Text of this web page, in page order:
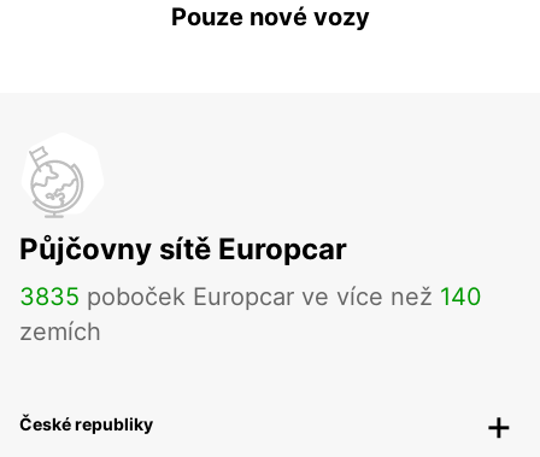
Pouze nové vozy
Půjčovny sítě Europcar
3835 poboček Europcar ve více než 140
zemích
České republiky